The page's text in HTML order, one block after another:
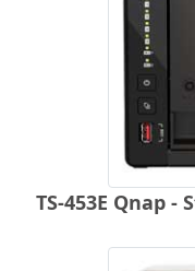
TS-453E Qnap -